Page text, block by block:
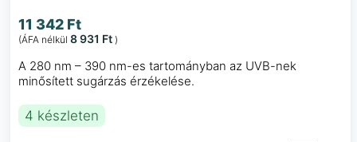
11 342 Ft
(ÁFA nélkül 8 931 Ft )
A 280 nm – 390 nm-es tartományban az UVB-nek
minősített sugárzás érzékelése.
4 készleten